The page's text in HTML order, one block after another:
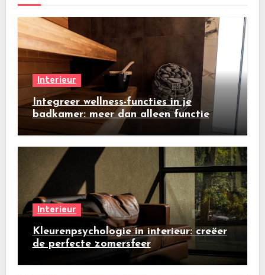
Interieur
Integreer wellness-functies in je
badkamer: meer dan alleen functie
Interieur
Kleurenpsychologie in interieur: creëer
de perfecte zomersfeer